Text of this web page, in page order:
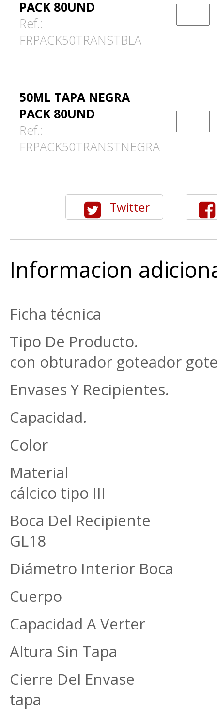
PACK 80UND
Ref.:
FRPACK50TRANSTBLA
50ML TAPA NEGRA
PACK 80UND
Ref.:
FRPACK50TRANSTNEGRA
Twitter
Informacion
Ficha técnica
Tipo De Producto.
con obturador goteador
Envases Y
Capacidad.
Color
Material
cálcico tipo III
Boca Del Recipiente
GL18
Diámetro Interior
Cuerpo 37,2
Capacidad A Verter
Altura Sin Tapa
Cierre Del Envase
tapa